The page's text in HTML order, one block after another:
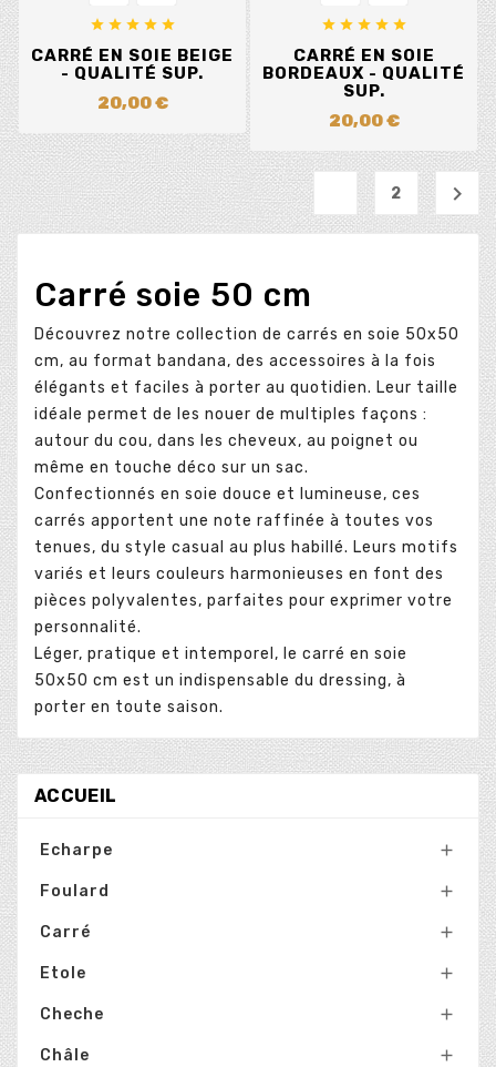
    
CARRÉ EN SOIE BEIGE
- QUALITÉ SUP.
20,00 €
    
CARRÉ EN SOIE
BORDEAUX - QUALITÉ
SUP.
20,00 €
2 
Carré soie 50 cm
Découvrez notre collection de carrés en soie 50x50
cm, au format bandana, des accessoires à la fois
élégants et faciles à porter au quotidien. Leur taille
idéale permet de les nouer de multiples façons :
autour du cou, dans les cheveux, au poignet ou
même en touche déco sur un sac.
Confectionnés en soie douce et lumineuse, ces
carrés apportent une note raffinée à toutes vos
tenues, du style casual au plus habillé. Leurs motifs
variés et leurs couleurs harmonieuses en font des
pièces polyvalentes, parfaites pour exprimer votre
personnalité.
Léger, pratique et intemporel, le carré en soie
50x50 cm est un indispensable du dressing, à
porter en toute saison.
ACCUEIL
Echarpe 
Foulard 
Carré 
Etole 
Cheche 
Châle 